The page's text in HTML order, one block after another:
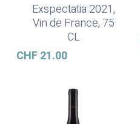
Ajouter Au Panier
Exspectatia 2021,
Vin de France, 75
CL
CHF21.00